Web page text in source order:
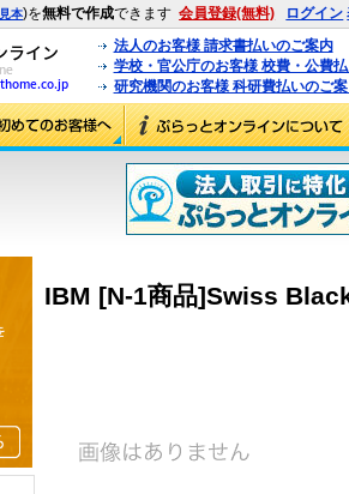
見本)を無料で作成できます 会員登録(無料) ログイン
法人のお客様 請求書払いのご案内
学校・官公庁のお客様 校費・公費
研究機関のお客様 科研費払いのご
IBM [N-1商品]Swiss